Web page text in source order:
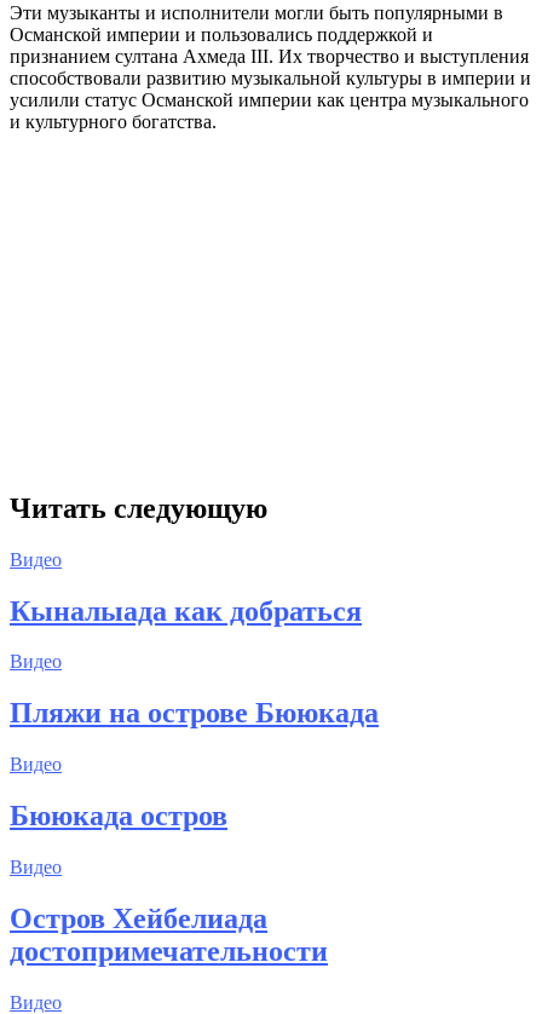
Эти музыканты и исполнители могли быть популярными в
Османской империи и пользовались поддержкой и
признанием султана Ахмеда III. Их творчество и выступления
способствовали развитию музыкальной культуры в империи и
усилили статус Османской империи как центра музыкального
и культурного богатства.
Читать следующую
Видео
Кыналыада как добраться
Видео
Пляжи на острове Бююкада
Видео
Бююкада остров
Видео
Остров Хейбелиада
достопримечательности
Видео